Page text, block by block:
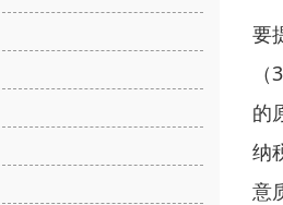
要
的
纳
意